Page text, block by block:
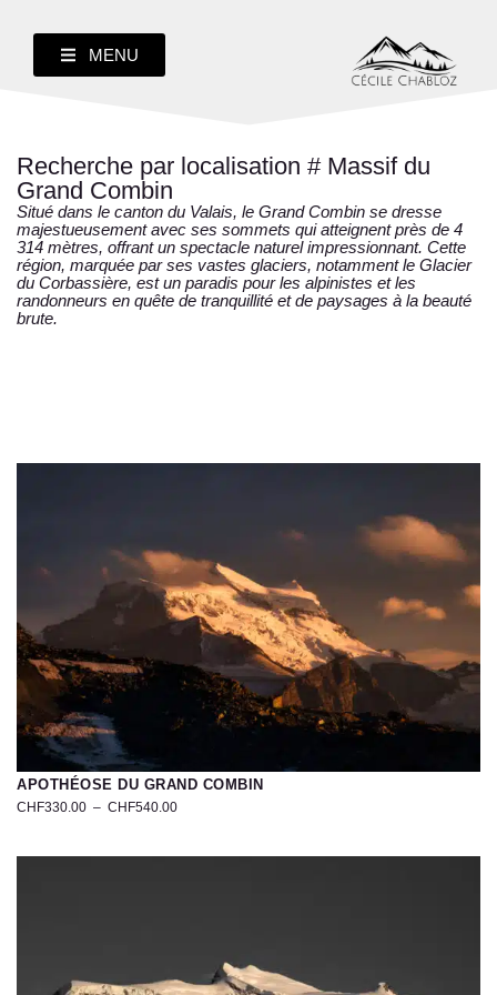
MENU
Recherche par localisation # Massif du
Grand Combin
Situé dans le canton du Valais, le Grand Combin se dresse
majestueusement avec ses sommets qui atteignent près de 4
314 mètres, offrant un spectacle naturel impressionnant. Cette
région, marquée par ses vastes glaciers, notamment le Glacier
du Corbassière, est un paradis pour les alpinistes et les
randonneurs en quête de tranquillité et de paysages à la beauté
brute.
APOTHÉOSE DU GRAND COMBIN
CHF330.00 – CHF540.00
du